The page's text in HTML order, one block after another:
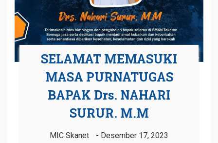
SELAMAT MEMASUKI
MASA PURNATUGAS
BAPAK Drs. NAHARI
SURUR. M.M
MIC Skanet
Desember 17, 2023